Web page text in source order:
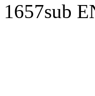
1657sub